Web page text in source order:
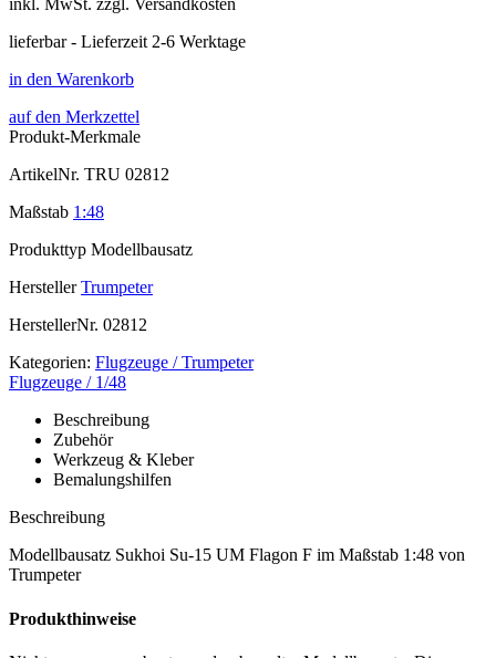
inkl. MwSt. zzgl. Versandkosten
lieferbar - Lieferzeit 2-6 Werktage
in den Warenkorb
auf den Merkzettel
Produkt-Merkmale
ArtikelNr. TRU 02812
Maßstab 1:48
Produkttyp Modellbausatz
Hersteller Trumpeter
HerstellerNr. 02812
Kategorien: Flugzeuge / Trumpeter
Flugzeuge / 1/48
Beschreibung
Zubehör
Werkzeug & Kleber
Bemalungshilfen
Beschreibung
Modellbausatz Sukhoi Su-15 UM Flagon F im Maßstab 1:48 von
Trumpeter
Produkthinweise